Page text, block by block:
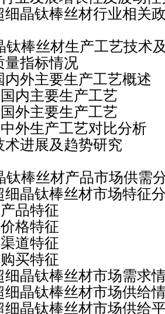
晶钛棒丝材行业相关
钛棒丝材生产工艺技术
指标情况
外主要生产工艺概述
要生产工艺
要生产工艺
产工艺对比分析
进展及趋势研究
钛棒丝材产品市场供需
晶钛棒丝材市场特征
特征
特征
特征
特征
晶钛棒丝材市场需求
晶钛棒丝材市场供给
晶钛棒丝材市场供给